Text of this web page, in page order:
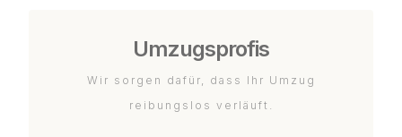
Umzugsprofis
Wir sorgen dafür, dass Ihr Umzug
reibungslos verläuft.